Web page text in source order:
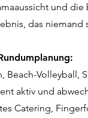
und
das niemand
Beach-Volleyball,
aktiv und
Catering,